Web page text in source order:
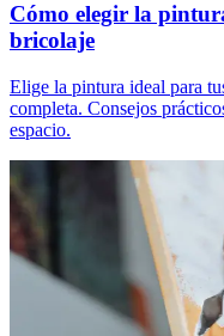
Cómo elegir la
bricolaje
Elige la pintura ideal para
completa. Consejos
espacio.